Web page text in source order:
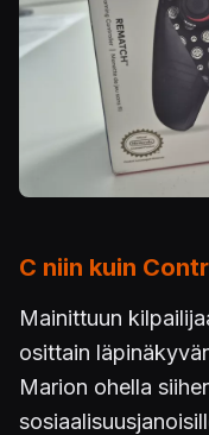
C niin kuin
Mainittuun
osittain
Marion ohella